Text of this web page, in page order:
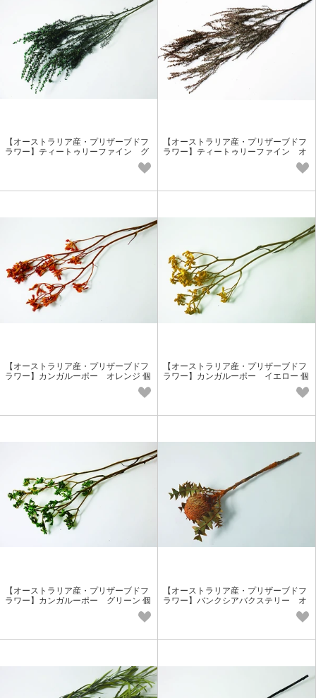
【オーストラリア産・プリザーブドフ
ラワー】ティートゥリーファイン グ
【オーストラリア産・プリザーブドフ
ラワー】ティートゥリーファイン オ
【オーストラリア産・プリザーブドフ
ラワー】カンガルーポー オレンジ 個
【オーストラリア産・プリザーブドフ
ラワー】カンガルーポー イエロー 個
【オーストラリア産・プリザーブドフ
ラワー】カンガルーポー グリーン 個
【オーストラリア産・プリザーブドフ
ラワー】バンクシアバクステリー オ